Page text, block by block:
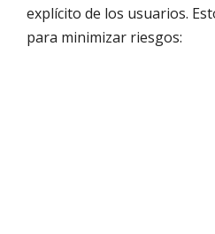
explícito de los usuarios.
para minimizar riesgos: